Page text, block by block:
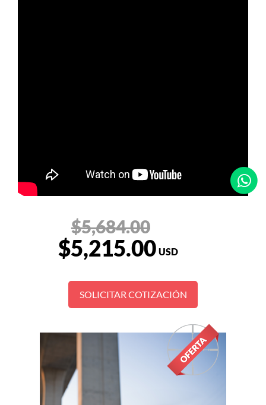
$5,684.00
$5,215.00 USD
SOLICITAR COTIZACIÓN